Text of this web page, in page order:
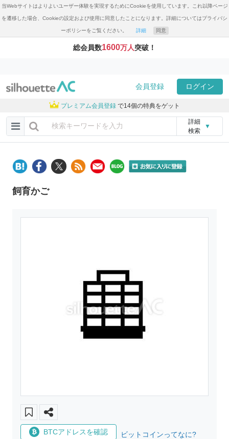
当Webサイトはよりよいユーザー体験を実現するためにCookieを使用しています。これ以降ページ
を遷移した場合、Cookieの設定および使用に同意したことになります。詳細についてはプライバシ
ーポリシーをご覧ください。 詳細 同意
総会員数1600万人突破！
会員登録 ログイン
プレミアム会員登録 で14個の特典をゲット
詳細
検索
▼
飼育かご
BTCアドレスを確認 ビットコインってなに?